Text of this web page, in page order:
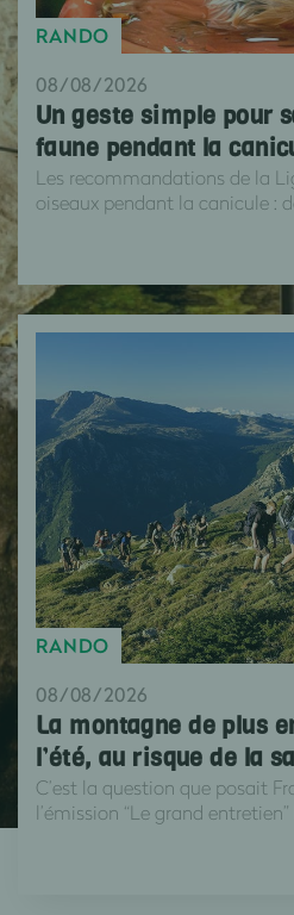
RANDO
08/08/2026
Un geste simple pour
faune pendant la
Les recommandations de la
oiseaux pendant la canicule :
RANDO
08/08/2026
La montagne de plus
l’été, au risque de la
C’est la question que posait
l’émission “Le grand